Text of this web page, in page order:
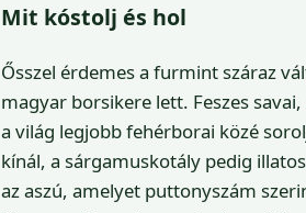
Mit kóstolj és hol
Ősszel érdemes a furmint száraz
magyar borsikere lett. Feszes
a világ legjobb fehérborai közé
kínál, a sárgamuskotály pedig
az aszú, amelyet puttonyszám